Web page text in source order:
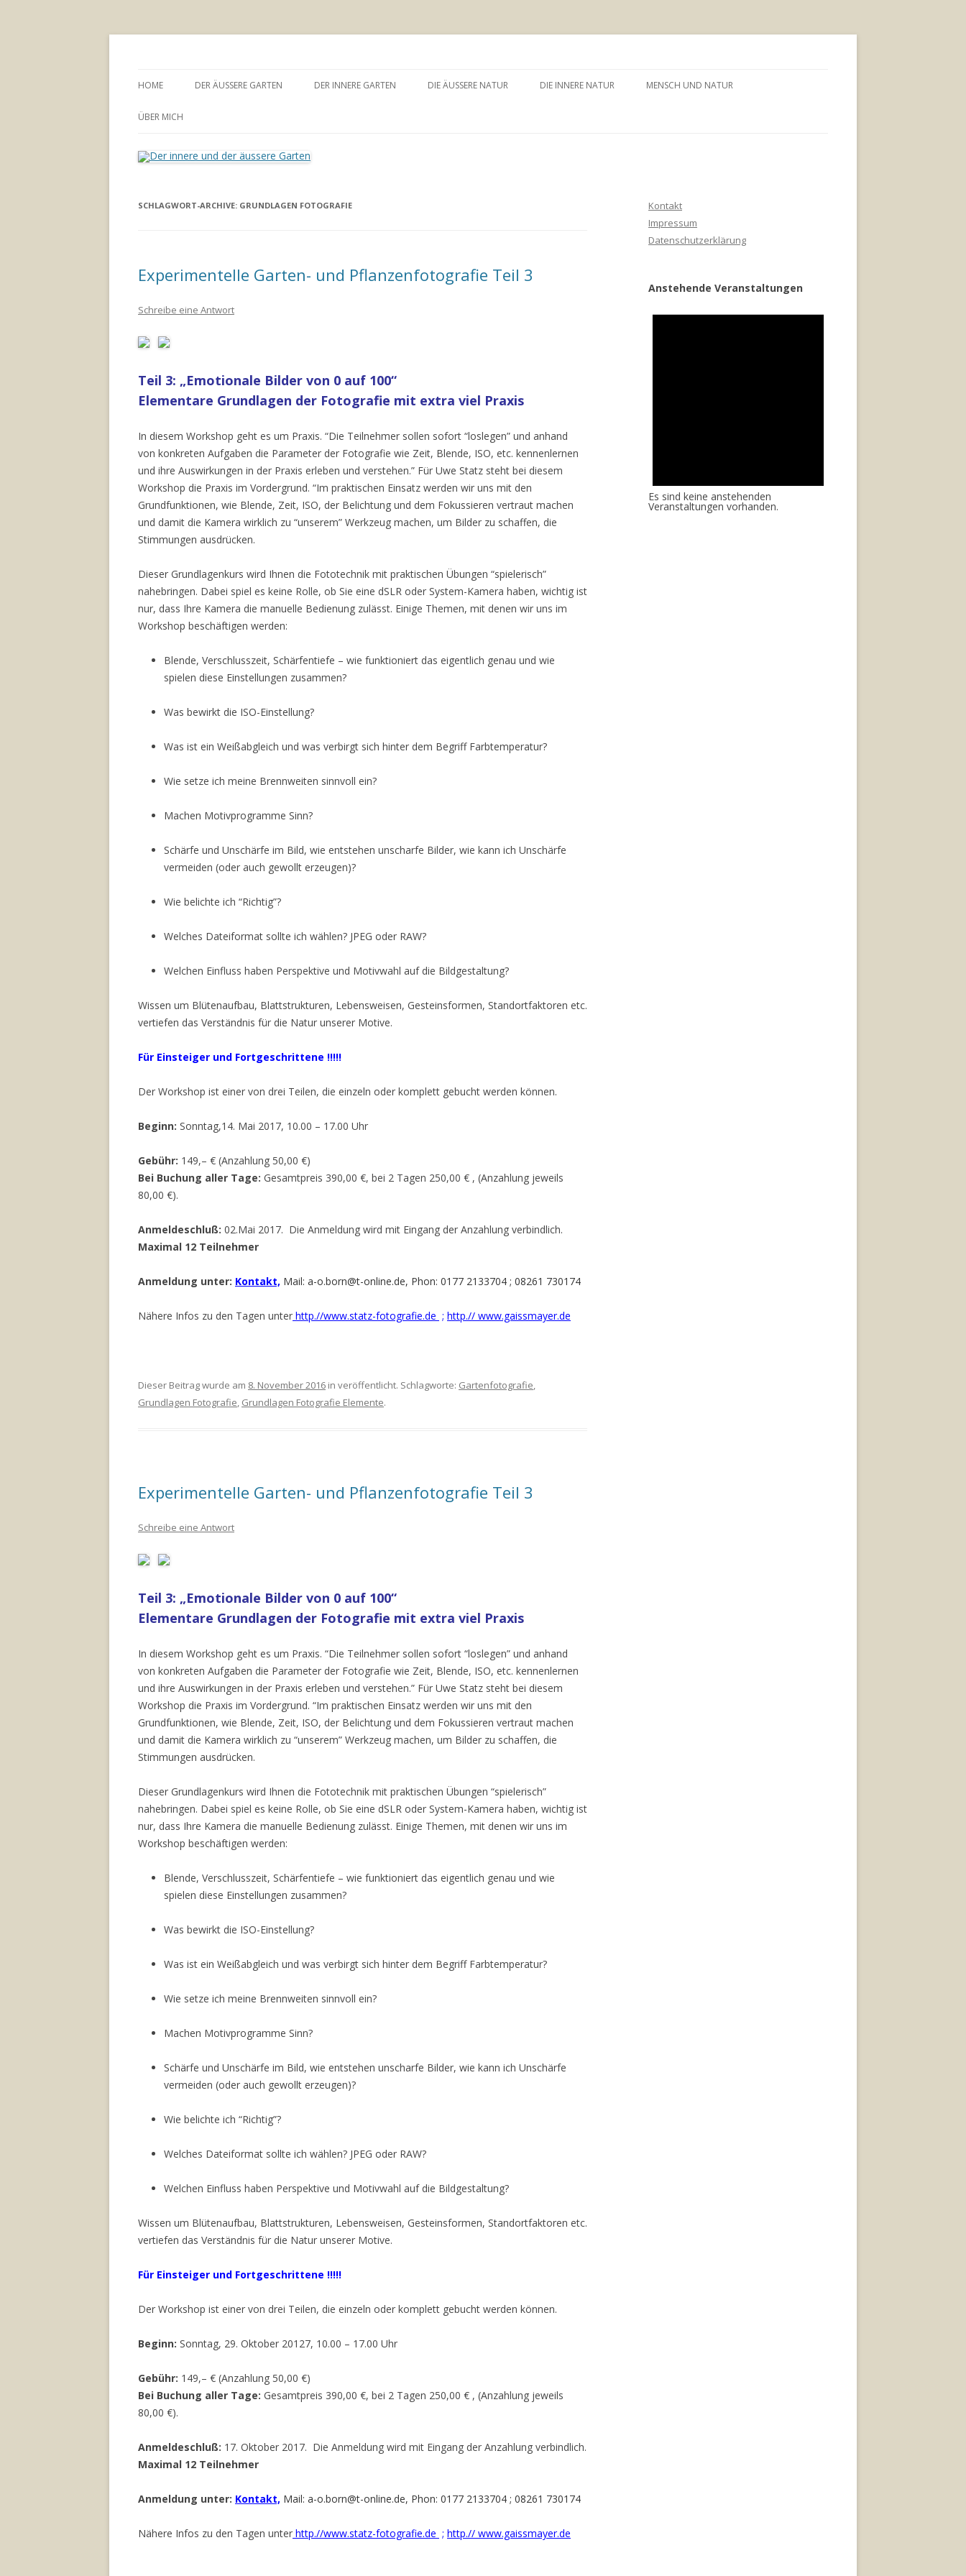
Inhalt
HOME DER ÄUSSERE GARTEN DER INNERE GARTEN DIE ÄUSSERE NATUR DIE INNERE NATUR MENSCH UND NATUR
ÜBER MICH
SCHLAGWORT-ARCHIVE: GRUNDLAGEN FOTOGRAFIE
Experimentelle Garten- und Pflanzenfotografie Teil 3
Schreibe eine Antwort
Teil 3: „Emotionale Bilder von 0 auf 100“
Elementare Grundlagen der Fotografie mit extra viel Praxis
In diesem Workshop geht es um Praxis. “Die Teilnehmer sollen sofort “loslegen” und anhand
von konkreten Aufgaben die Parameter der Fotografie wie Zeit, Blende, ISO, etc. kennenlernen
und ihre Auswirkungen in der Praxis erleben und verstehen.” Für Uwe Statz steht bei diesem
Workshop die Praxis im Vordergrund. “Im praktischen Einsatz werden wir uns mit den
Grundfunktionen, wie Blende, Zeit, ISO, der Belichtung und dem Fokussieren vertraut machen
und damit die Kamera wirklich zu “unserem” Werkzeug machen, um Bilder zu schaffen, die
Stimmungen ausdrücken.
Dieser Grundlagenkurs wird Ihnen die Fototechnik mit praktischen Übungen “spielerisch”
nahebringen. Dabei spiel es keine Rolle, ob Sie eine dSLR oder System-Kamera haben, wichtig ist
nur, dass Ihre Kamera die manuelle Bedienung zulässt. Einige Themen, mit denen wir uns im
Workshop beschäftigen werden:
Blende, Verschlusszeit, Schärfentiefe – wie funktioniert das eigentlich genau und wie
spielen diese Einstellungen zusammen?
Was bewirkt die ISO-Einstellung?
Was ist ein Weißabgleich und was verbirgt sich hinter dem Begriff Farbtemperatur?
Wie setze ich meine Brennweiten sinnvoll ein?
Machen Motivprogramme Sinn?
Schärfe und Unschärfe im Bild, wie entstehen unscharfe Bilder, wie kann ich Unschärfe
vermeiden (oder auch gewollt erzeugen)?
Wie belichte ich “Richtig”?
Welches Dateiformat sollte ich wählen? JPEG oder RAW?
Welchen Einfluss haben Perspektive und Motivwahl auf die Bildgestaltung?
Wissen um Blütenaufbau, Blattstrukturen, Lebensweisen, Gesteinsformen, Standortfaktoren etc.
vertiefen das Verständnis für die Natur unserer Motive.
Für Einsteiger und Fortgeschrittene !!!!!
Der Workshop ist einer von drei Teilen, die einzeln oder komplett gebucht werden können.
Beginn: Sonntag,14. Mai 2017, 10.00 – 17.00 Uhr
Gebühr: 149,– € (Anzahlung 50,00 €)
Bei Buchung aller Tage: Gesamtpreis 390,00 €, bei 2 Tagen 250,00 € , (Anzahlung jeweils
80,00 €).
Anmeldeschluß: 02.Mai 2017. Die Anmeldung wird mit Eingang der Anzahlung verbindlich.
Maximal 12 Teilnehmer
Anmeldung unter: Kontakt, Mail: a-o.born@t-online.de, Phon: 0177 2133704 ; 08261 730174
Nähere Infos zu den Tagen unter http.//www.statz-fotografie.de ; http.// www.gaissmayer.de
Dieser Beitrag wurde am 8. November 2016 in veröffentlicht. Schlagworte: Gartenfotografie,
Grundlagen Fotografie, Grundlagen Fotografie Elemente.
Experimentelle Garten- und Pflanzenfotografie Teil 3
Schreibe eine Antwort
Teil 3: „Emotionale Bilder von 0 auf 100“
Elementare Grundlagen der Fotografie mit extra viel Praxis
In diesem Workshop geht es um Praxis. “Die Teilnehmer sollen sofort “loslegen” und anhand
von konkreten Aufgaben die Parameter der Fotografie wie Zeit, Blende, ISO, etc. kennenlernen
und ihre Auswirkungen in der Praxis erleben und verstehen.” Für Uwe Statz steht bei diesem
Workshop die Praxis im Vordergrund. “Im praktischen Einsatz werden wir uns mit den
Grundfunktionen, wie Blende, Zeit, ISO, der Belichtung und dem Fokussieren vertraut machen
und damit die Kamera wirklich zu “unserem” Werkzeug machen, um Bilder zu schaffen, die
Stimmungen ausdrücken.
Dieser Grundlagenkurs wird Ihnen die Fototechnik mit praktischen Übungen “spielerisch”
nahebringen. Dabei spiel es keine Rolle, ob Sie eine dSLR oder System-Kamera haben, wichtig ist
nur, dass Ihre Kamera die manuelle Bedienung zulässt. Einige Themen, mit denen wir uns im
Workshop beschäftigen werden:
Blende, Verschlusszeit, Schärfentiefe – wie funktioniert das eigentlich genau und wie
spielen diese Einstellungen zusammen?
Was bewirkt die ISO-Einstellung?
Was ist ein Weißabgleich und was verbirgt sich hinter dem Begriff Farbtemperatur?
Wie setze ich meine Brennweiten sinnvoll ein?
Machen Motivprogramme Sinn?
Schärfe und Unschärfe im Bild, wie entstehen unscharfe Bilder, wie kann ich Unschärfe
vermeiden (oder auch gewollt erzeugen)?
Wie belichte ich “Richtig”?
Welches Dateiformat sollte ich wählen? JPEG oder RAW?
Welchen Einfluss haben Perspektive und Motivwahl auf die Bildgestaltung?
Wissen um Blütenaufbau, Blattstrukturen, Lebensweisen, Gesteinsformen, Standortfaktoren etc.
vertiefen das Verständnis für die Natur unserer Motive.
Für Einsteiger und Fortgeschrittene !!!!!
Der Workshop ist einer von drei Teilen, die einzeln oder komplett gebucht werden können.
Beginn: Sonntag, 29. Oktober 20127, 10.00 – 17.00 Uhr
Gebühr: 149,– € (Anzahlung 50,00 €)
Bei Buchung aller Tage: Gesamtpreis 390,00 €, bei 2 Tagen 250,00 € , (Anzahlung jeweils
80,00 €).
Anmeldeschluß: 17. Oktober 2017. Die Anmeldung wird mit Eingang der Anzahlung verbindlich.
Maximal 12 Teilnehmer
Anmeldung unter: Kontakt, Mail: a-o.born@t-online.de, Phon: 0177 2133704 ; 08261 730174
Nähere Infos zu den Tagen unter http.//www.statz-fotografie.de ; http.// www.gaissmayer.de
Kontakt
Impressum
Datenschutzerklärung
Anstehende Veranstaltungen
Es sind keine anstehenden
Veranstaltungen vorhanden.